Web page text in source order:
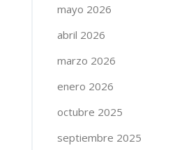
mayo 2026
abril 2026
marzo 2026
enero 2026
octubre 2025
septiembre 2025